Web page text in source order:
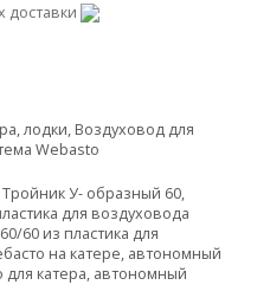
лодки, Воздуховод для
Webasto
Тройник У- образный 60,
для воздуховода
60 из пластика для
на катере, автономный
для катера, автономный